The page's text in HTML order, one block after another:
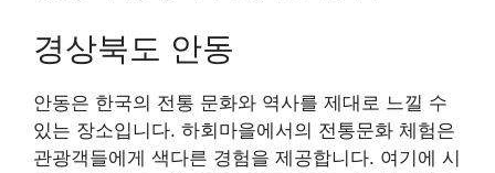
경상북도 안동
안동은 한국의 전통 문화와 역사를 제대로 느낄 수
있는 장소입니다. 하회마을에서의 전통문화 체험은
관광객들에게 색다른 경험을 제공합니다. 여기에 시